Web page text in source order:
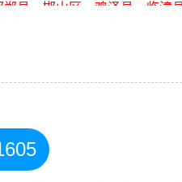
郸县、邯山区、鸡泽县、临漳
山区、固镇县、淮上区、怀
上 邯郸 到
零担专线费用
要结合实际您的需求和货